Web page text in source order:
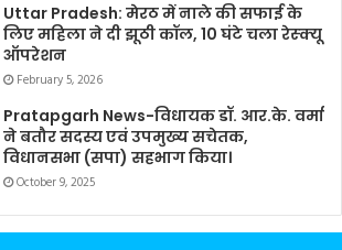
Uttar Pradesh: मेरठ में नाले की सफाई के
लिए महिला ने दी झूठी कॉल, 10 घंटे चला रेस्क्यू
ऑपरेशन
February 5, 2026
Pratapgarh News-विधायक डॉ. आर.के. वर्मा
ने बतौर सदस्य एवं उपमुख्य सचेतक,
विधानसभा (सपा) सहभाग किया।
October 9, 2025